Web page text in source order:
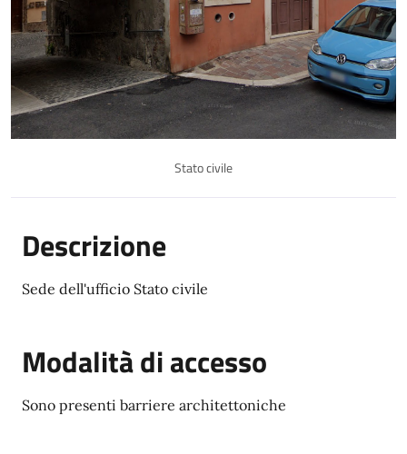
Stato civile
Descrizione
Sede dell'ufficio Stato civile
Modalità di accesso
Sono presenti barriere architettoniche